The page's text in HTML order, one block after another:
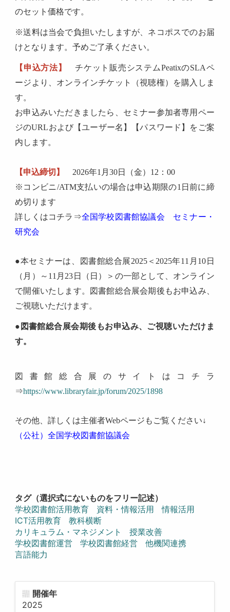
のセット価格です。
※送料は当会で負担いたしますが、ネコポスでのお届
けとなります。予めご了承ください。
【申込方法】
チケット販売システムPeatixのSLAペ
ージより、オンラインチケット（視聴権）を購入しま
す。
お申込みいただきましたら、セミナー参加者専用ペー
ジのURLおよび【ユーザー名】【パスワード】をご案
内します。
【申込締切】 2026年1月30日（金）12：00
※コンビニ/ATM支払いの場合は申込期限の1日前に締
め切ります
詳しくはコチラ⇒全国学校図書館協議会 セミナー・
研究会
●本セミナーは、図書館総合展2025＜2025年11月10日
（月）～11月23日（日）＞の一部として、オンライン
で開催いたします。図書館総合展会期後もお申込み、
ご視聴いただけます。
●図書館総合展会期後もお申込み、ご視聴いただけま
す。
図書館総合展のサイトはコチラ
⇒https://www.libraryfair.jp/forum/2025/1898
その他、詳しくは主催者Webページもご覧ください↓
（公社）全国学校図書館協議会
タグ（選択式にないものをフリー記述）
学校図書館活用教育
資料・情報活用
情報活用
ICT活用教育
教科横断
カリキュラム・マネジメント
授業改善
学校図書館運営
学校図書館経営
他機関連携
言語能力
開催年
2025